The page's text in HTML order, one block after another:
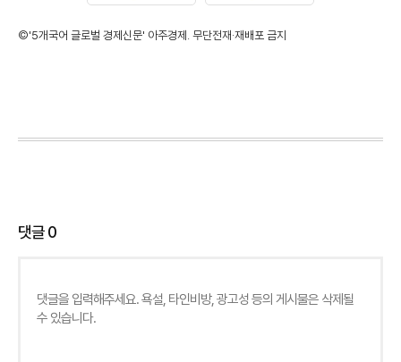
©'5개국어 글로벌 경제신문' 아주경제. 무단전재·재배포 금지
댓글0